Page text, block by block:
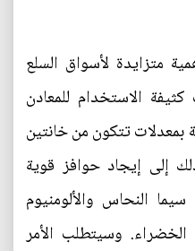
متزايدة لأسواق السلع
كثيفة الاستخدام للمعادن
بمعدلات تتكون من خانتين
إلى إيجاد حوافز قوية
النحاس والألومنيوم
الخضراء. وسيتطلب الأمر